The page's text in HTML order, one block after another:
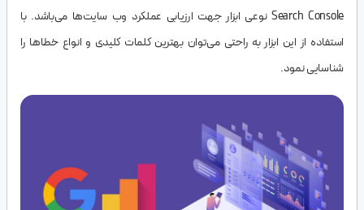
Search Console نوعی ابزار جهت ارزیابی عملکرد وب سایت‌ها می‌باشد. با
استفاده از این ابزار به راحتی می‌توان بهترین کلمات کلیدی و انواع خطاها را
شناسایی نمود.